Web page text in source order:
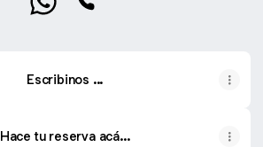
Escribinos ...
Hace tu reserva acá...